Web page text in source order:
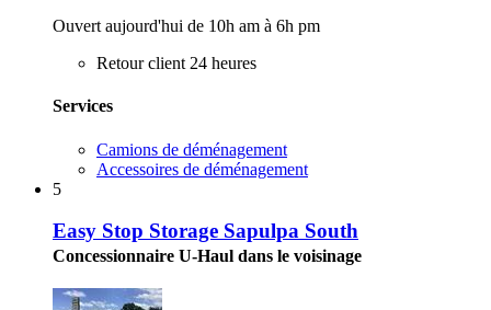
Ouvert aujourd'hui de 10h am à 6h pm
Retour client 24 heures
Services
Camions de déménagement
Accessoires de déménagement
5
Easy Stop Storage Sapulpa South
Concessionnaire U-Haul dans le voisinage